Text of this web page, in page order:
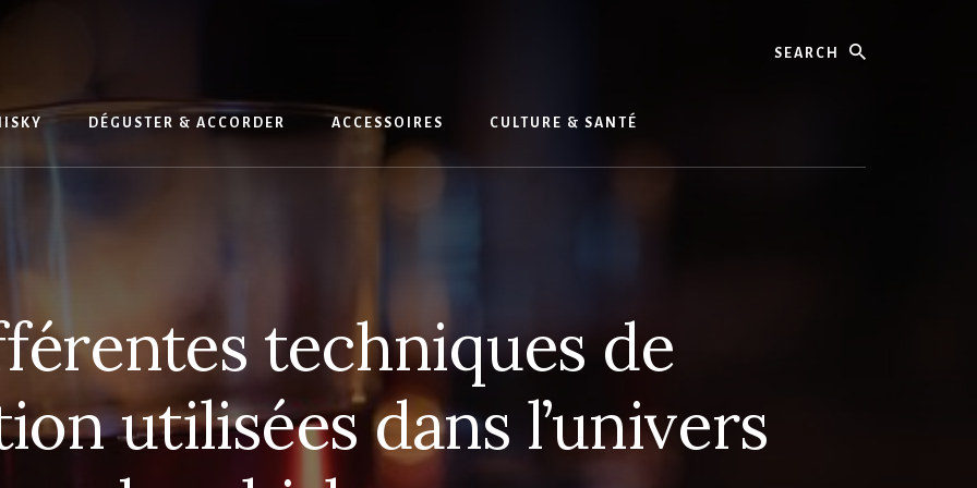
DÉGUSTER & ACCORDER ACCESSOIRES CULTURE & SANTÉ
techniques de
utilisées dans l’univers